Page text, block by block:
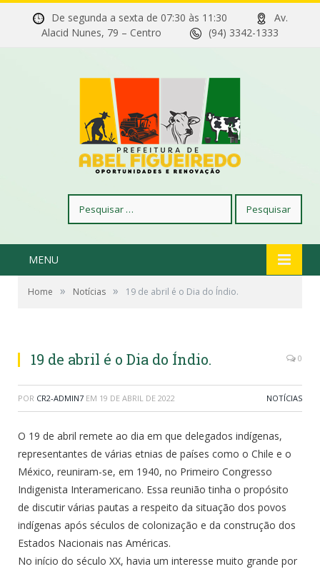
De segunda a sexta de 07:30 às 11:30
Av.
Alacid Nunes, 79 – Centro
(94) 3342-1333
por:
MENU
Home » Notícias » 19 de abril é o Dia do Índio.
19 de abril é o Dia do Índio. 0
POR CR2-ADMIN7 EM 19 DE ABRIL DE 2022 NOTÍCIAS
O 19 de abril remete ao dia em que delegados indígenas,
representantes de várias etnias de países como o Chile e o
México, reuniram-se, em 1940, no Primeiro Congresso
Indigenista Interamericano. Essa reunião tinha o propósito
de discutir várias pautas a respeito da situação dos povos
indígenas após séculos de colonização e da construção dos
Estados Nacionais nas Américas.
No início do século XX, havia um interesse muito grande por